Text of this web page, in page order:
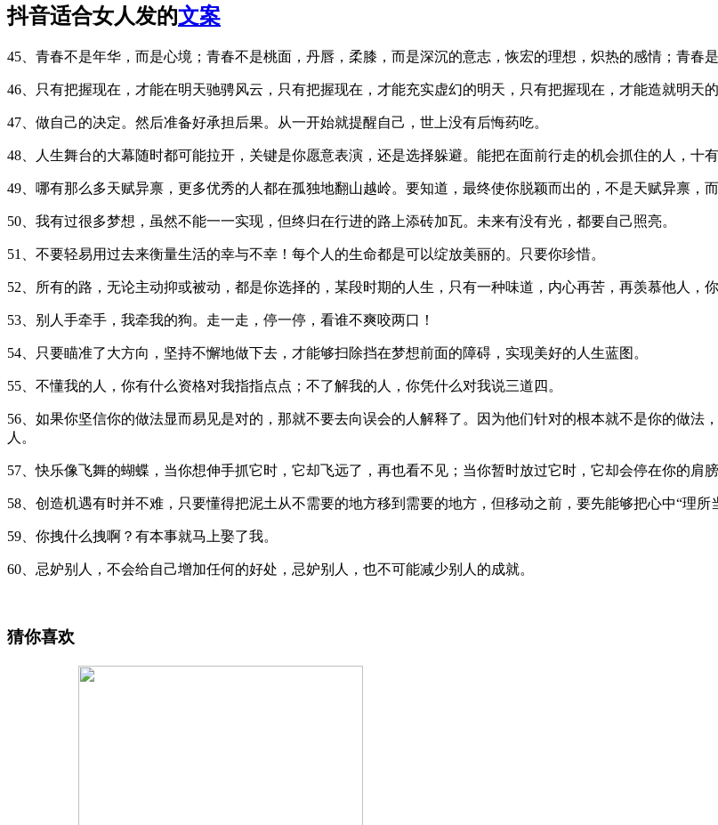
抖音适合女人发的文案
45、青春不是年华，而是心境；青春不是桃面，丹唇，柔膝，而是深沉的意志，恢宏的理想，炽热的感情；青春
46、只有把握现在，才能在明天驰骋风云，只有把握现在，才能充实虚幻的明天，只有把握现在，才能造就明天的
47、做自己的决定。然后准备好承担后果。从一开始就提醒自己，世上没有后悔药吃。
48、人生舞台的大幕随时都可能拉开，关键是你愿意表演，还是选择躲避。能把在面前行走的机会抓住的人，十有
49、哪有那么多天赋异禀，更多优秀的人都在孤独地翻山越岭。要知道，最终使你脱颖而出的，不是天赋异禀，而
50、我有过很多梦想，虽然不能一一实现，但终归在行进的路上添砖加瓦。未来有没有光，都要自己照亮。
51、不要轻易用过去来衡量生活的幸与不幸！每个人的生命都是可以绽放美丽的。只要你珍惜。
52、所有的路，无论主动抑或被动，都是你选择的，某段时期的人生，只有一种味道，内心再苦，再羡慕他人，
53、别人手牵手，我牵我的狗。走一走，停一停，看谁不爽咬两口！
54、只要瞄准了大方向，坚持不懈地做下去，才能够扫除挡在梦想前面的障碍，实现美好的人生蓝图。
55、不懂我的人，你有什么资格对我指指点点；不了解我的人，你凭什么对我说三道四。
56、如果你坚信你的做法显而易见是对的，那就不要去向误会的人解释了。因为他们针对的根本就不是你的做
人。
57、快乐像飞舞的蝴蝶，当你想伸手抓它时，它却飞远了，再也看不见；当你暂时放过它时，它却会停在你的肩膀
58、创造机遇有时并不难，只要懂得把泥土从不需要的地方移到需要的地方，但移动之前，要先能够把心中“理所
59、你拽什么拽啊？有本事就马上娶了我。
60、忌妒别人，不会给自己增加任何的好处，忌妒别人，也不可能减少别人的成就。
猜你喜欢